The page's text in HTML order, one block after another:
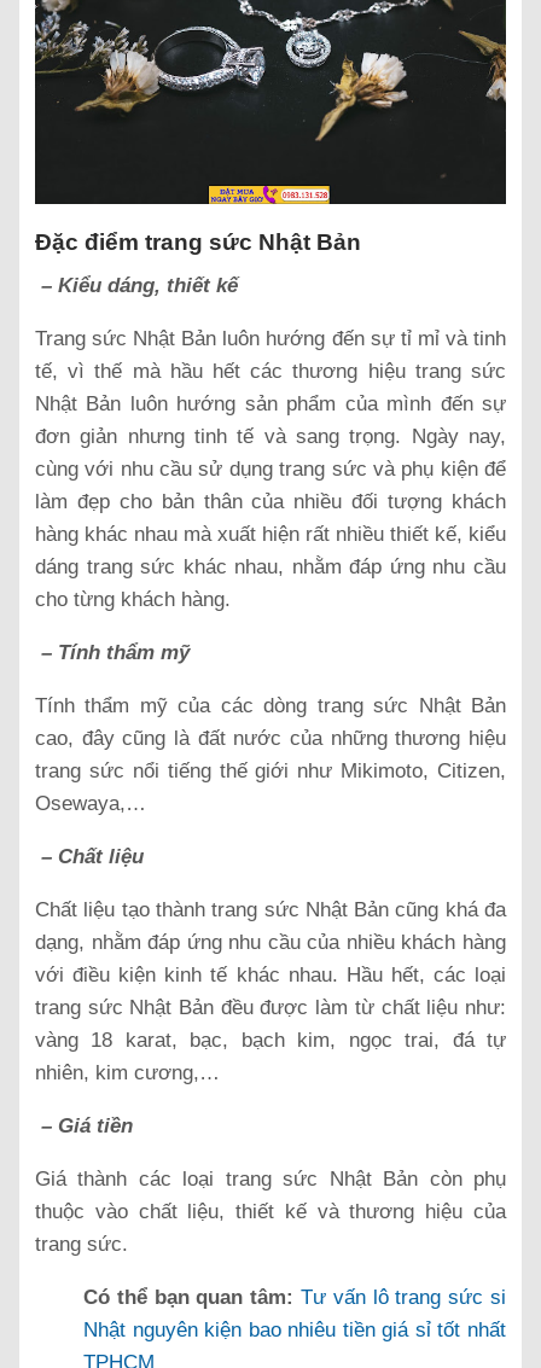
Đặc điểm trang sức Nhật Bản
– Kiểu dáng, thiết kế
Trang sức Nhật Bản luôn hướng đến sự tỉ mỉ và tinh
tế, vì thế mà hầu hết các thương hiệu trang sức
Nhật Bản luôn hướng sản phẩm của mình đến sự
đơn giản nhưng tinh tế và sang trọng. Ngày nay,
cùng với nhu cầu sử dụng trang sức và phụ kiện để
làm đẹp cho bản thân của nhiều đối tượng khách
hàng khác nhau mà xuất hiện rất nhiều thiết kế, kiểu
dáng trang sức khác nhau, nhằm đáp ứng nhu cầu
cho từng khách hàng.
– Tính thẩm mỹ
Tính thẩm mỹ của các dòng trang sức Nhật Bản
cao, đây cũng là đất nước của những thương hiệu
trang sức nổi tiếng thế giới như Mikimoto, Citizen,
Osewaya,…
– Chất liệu
Chất liệu tạo thành trang sức Nhật Bản cũng khá đa
dạng, nhằm đáp ứng nhu cầu của nhiều khách hàng
với điều kiện kinh tế khác nhau. Hầu hết, các loại
trang sức Nhật Bản đều được làm từ chất liệu như:
vàng 18 karat, bạc, bạch kim, ngọc trai, đá tự
nhiên, kim cương,…
– Giá tiền
Giá thành các loại trang sức Nhật Bản còn phụ
thuộc vào chất liệu, thiết kế và thương hiệu của
trang sức.
Có thể bạn quan tâm: Tư vấn lô trang sức si
Nhật nguyên kiện bao nhiêu tiền giá sỉ tốt nhất
TPHCM